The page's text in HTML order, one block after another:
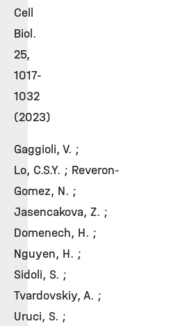
Cell
Biol.
25,
1017-
1032
(2023)
Gaggioli, V. ;
Lo, C.S.Y. ; Reveron-
Gomez, N. ;
Jasencakova, Z. ;
Domenech, H. ;
Nguyen, H. ;
Sidoli, S. ;
Tvardovskiy, A. ;
Uruci, S. ;